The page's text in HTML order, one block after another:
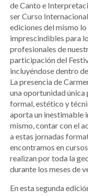
de Canto e
ser Curso
ediciones del mismo
imprescindibles para
profesionales de
participación del
incluyéndose dentro
La presencia de
una oportunidad única
formal, estético y
aporta un inestimable
mismo, contar con el
a estas jornadas
encontramos en
realizan por toda la
durante los meses de
En esta segunda